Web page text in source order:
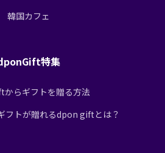
韓国カフェ
特集
らギフトを贈る方法
フトが贈れるdpon giftとは？